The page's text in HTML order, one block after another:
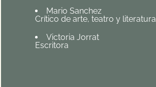
Mario Sanchez
Crítico de arte, teatro y literatura
Victoria Jorrat
Escritora